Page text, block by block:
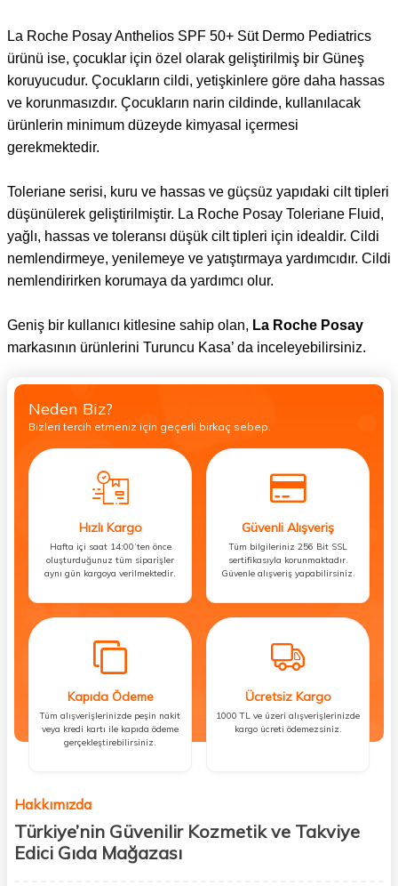
La Roche Posay Anthelios SPF 50+ Süt Dermo Pediatrics
ürünü ise, çocuklar için özel olarak geliştirilmiş bir Güneş
koruyucudur. Çocukların cildi, yetişkinlere göre daha hassas
ve korunmasızdır. Çocukların narin cildinde, kullanılacak
ürünlerin minimum düzeyde kimyasal içermesi
gerekmektedir.
Toleriane serisi, kuru ve hassas ve güçsüz yapıdaki cilt tipleri
düşünülerek geliştirilmiştir. La Roche Posay Toleriane Fluid,
yağlı, hassas ve toleransı düşük cilt tipleri için idealdir. Cildi
nemlendirmeye, yenilemeye ve yatıştırmaya yardımcıdır. Cildi
nemlendirirken korumaya da yardımcı olur.
Geniş bir kullanıcı kitlesine sahip olan, La Roche Posay
markasının ürünlerini Turuncu Kasa’ da inceleyebilirsiniz.
Neden Biz?
Bizleri tercih etmeniz için geçerli birkaç sebep.
Hızlı Kargo
Hafta içi saat 14:00’ten önce
oluşturduğunuz tüm siparişler
aynı gün kargoya verilmektedir.
Güvenli Alışveriş
Tüm bilgileriniz 256 Bit SSL
sertifikasıyla korunmaktadır.
Güvenle alışveriş yapabilirsiniz.
Kapıda Ödeme
Tüm alışverişlerinizde peşin nakit
veya kredi kartı ile kapıda ödeme
gerçekleştirebilirsiniz.
Ücretsiz Kargo
1000 TL ve üzeri alışverişlerinizde
kargo ücreti ödemezsiniz.
Hakkımızda
Türkiye’nin Güvenilir Kozmetik ve Takviye
Edici Gıda Mağazası